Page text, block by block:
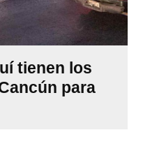
tienen los
para